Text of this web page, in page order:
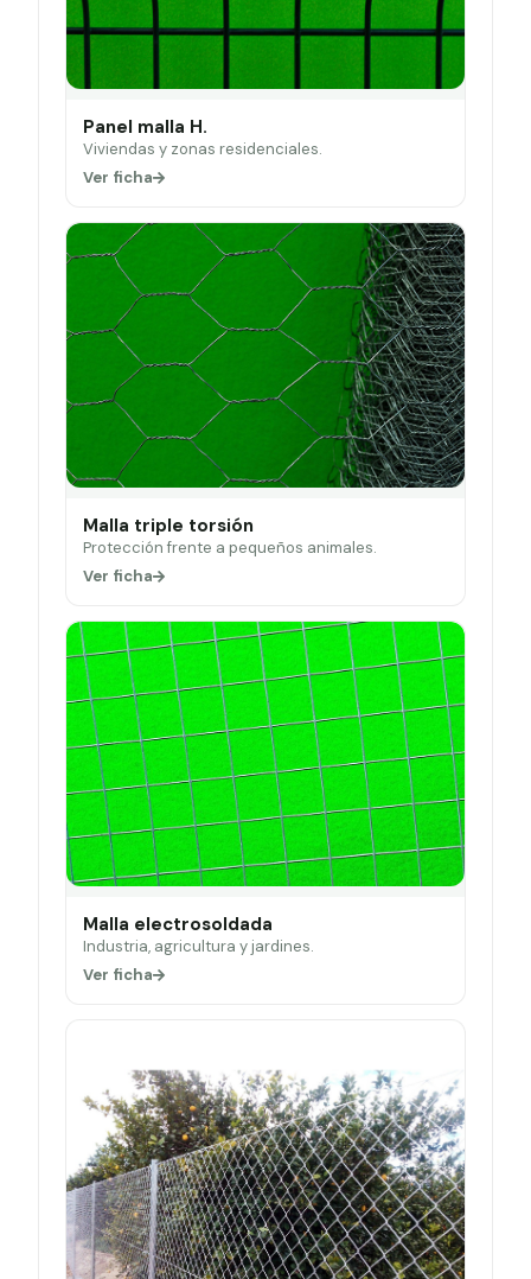
Panel malla H.
Viviendas y zonas residenciales.
Ver ficha
Malla triple torsión
Protección frente a pequeños animales.
Ver ficha
Malla electrosoldada
Industria, agricultura y jardines.
Ver ficha